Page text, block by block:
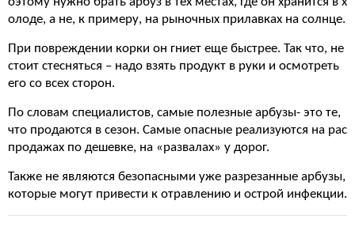
олоде, а не, к примеру, на рыночных прилавках на солнце.
При повреждении корки он гниет еще быстрее. Так что, не
стоит стесняться – надо взять продукт в руки и осмотреть
его со всех сторон.
По словам специалистов, самые полезные арбузы- это те,
что продаются в сезон. Самые опасные реализуются на рас
продажах по дешевке, на «развалах» у дорог.
Также не являются безопасными уже разрезанные арбузы,
которые могут привести к отравлению и острой инфекции.